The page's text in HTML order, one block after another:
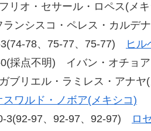
オ・セサール・ロペス(メキ
シスコ・ペレス・カルデナ
78、75-77、75-77)
ヒル
採点不明) イバン・オチョア
リエル・ラミレス・アナヤ(
スワルド・ノボア(メキシコ)
3(92-97、92-97、92-97)
ロ